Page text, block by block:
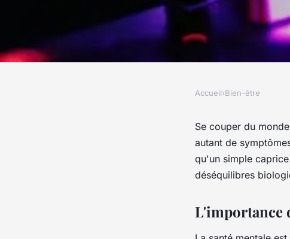
Santé mentale :
promouvoir le bien-
Accueil›Bien-être
Se couper du
autant de
qu'un simple
déséquilibres
L'importance